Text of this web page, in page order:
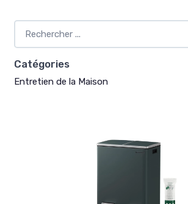
Catégories
Entretien de la Maison